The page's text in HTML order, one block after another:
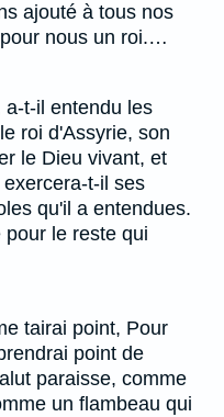
ajouté à tous nos
nous un roi.…
a-t-il entendu les
roi d'Assyrie, son
le Dieu vivant, et
t-il ses
qu'il a entendues.
le reste qui
tairai point, Pour
point de
paraisse, comme
un flambeau qui